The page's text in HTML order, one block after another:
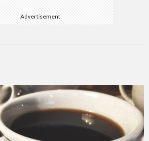
Advertisement